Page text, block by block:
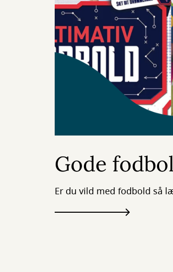
Gode
Er du vild med fodbold så